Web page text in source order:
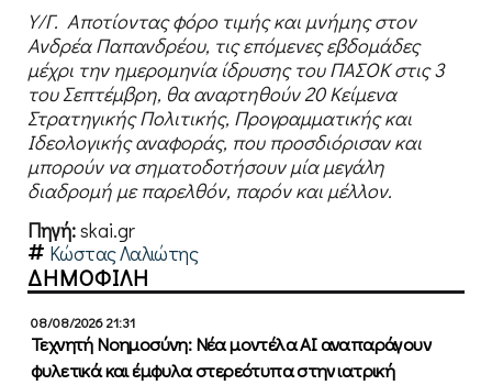
Υ/Γ. Αποτίοντας φόρο τιμής και μνήμης στον
Ανδρέα Παπανδρέου, τις επόμενες εβδομάδες
μέχρι την ημερομηνία ίδρυσης του ΠΑΣΟΚ στις 3
του Σεπτέμβρη, θα αναρτηθούν 20 Κείμενα
Στρατηγικής Πολιτικής, Προγραμματικής και
Ιδεολογικής αναφοράς, που προσδιόρισαν και
μπορούν να σηματοδοτήσουν μία μεγάλη
διαδρομή με παρελθόν, παρόν και μέλλον.
Πηγή:skai.gr
Κώστας Λαλιώτης
ΔΗΜΟΦΙΛΗ
08/08/2026 21:31
Τεχνητή Νοημοσύνη: Νέα μοντέλα ΑΙ αναπαράγουν
φυλετικά και έμφυλα στερεότυπα στην ιατρική